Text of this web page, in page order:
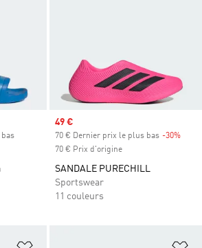
Prix soldé
49 €
70 € Dernier prix le plus bas -30%
70 € Prix d'origine
SANDALE PURECHILL
Sportswear
11 couleurs
Ajouter à la Liste de produits